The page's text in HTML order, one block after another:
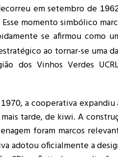
em setembro de
Esse momento simbólico
se afirmou como
ao tornar-se uma
dos Vinhos Verdes
1970, a cooperativa
mais tarde, de kiwi. A
foram marcos
adotou oficialmente a